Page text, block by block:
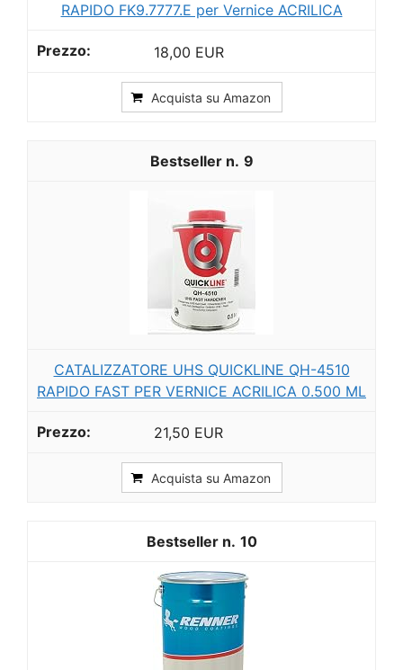
RAPIDO FK9.7777.E per Vernice ACRILICA
18,00 EUR
Acquista su Amazon
9
CATALIZZATORE UHS QUICKLINE QH-4510
RAPIDO FAST PER VERNICE ACRILICA 0.500 ML
21,50 EUR
Acquista su Amazon
10